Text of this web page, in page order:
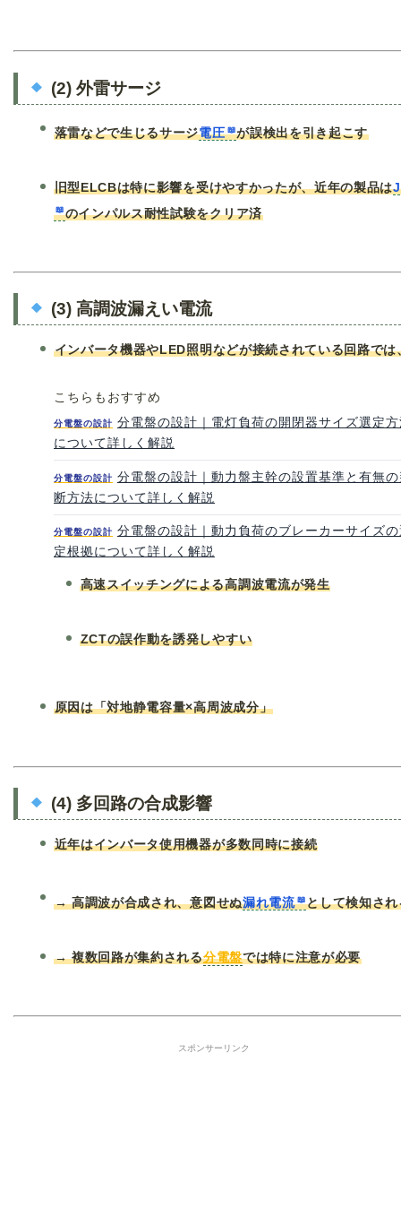
(2) 外雷サージ
落雷などで生じるサージ電圧 が誤検出を引き起こす
旧型ELCBは特に影響を受けやすかったが、近年の製品は
のインパルス耐性試験をクリア済
(3) 高調波漏えい電流
インバータ機器やLED照明などが接続されている回路では
こちらもおすすめ
分電盤の設計 分電盤の設計｜電灯負荷の開閉器サイズ選定
について詳しく解説
分電盤の設計 分電盤の設計｜動力盤主幹の設置基準と有無
断方法について詳しく解説
分電盤の設計 分電盤の設計｜動力負荷のブレーカーサイズ
定根拠について詳しく解説
高速スイッチングによる高調波電流が発生
ZCTの誤作動を誘発しやすい
原因は「対地静電容量×高周波成分」
(4) 多回路の合成影響
近年はインバータ使用機器が多数同時に接続
→ 高調波が合成され、意図せぬ漏れ電流 として検知され
→ 複数回路が集約される分電盤では特に注意が必要
スポンサーリンク